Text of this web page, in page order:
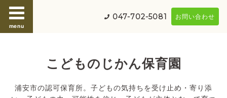
menu
047-702-5081 お問い合わせ
こどものじかん保育園
浦安市の認可保育所。子どもの気持ちを受け止め・寄り添